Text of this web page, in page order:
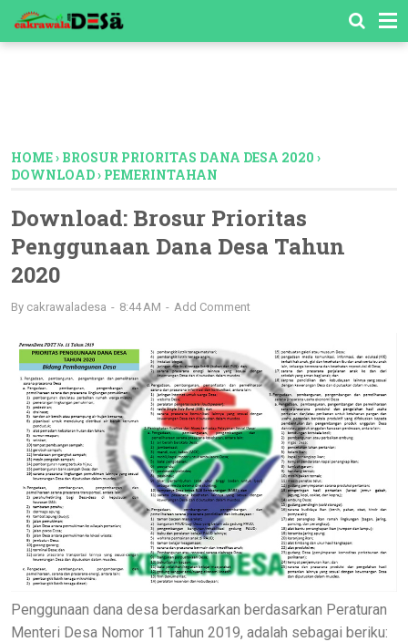
HOME› BROSUR PRIORITAS DANA DESA 2020 ›
DOWNLOAD› PEMERINTAHAN
Download: Brosur Prioritas
Penggunaan Dana Desa Tahun
2020
By cakrawaladesa 8:44 AM Add Comment
Penggunaan dana desa berdasarkan berdasarkan Peraturan
Menteri Desa Nomor 11 Tahun 2019, adalah sebagai beriku: